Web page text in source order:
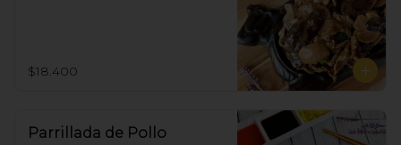
$18.400
Parrillada de Pollo